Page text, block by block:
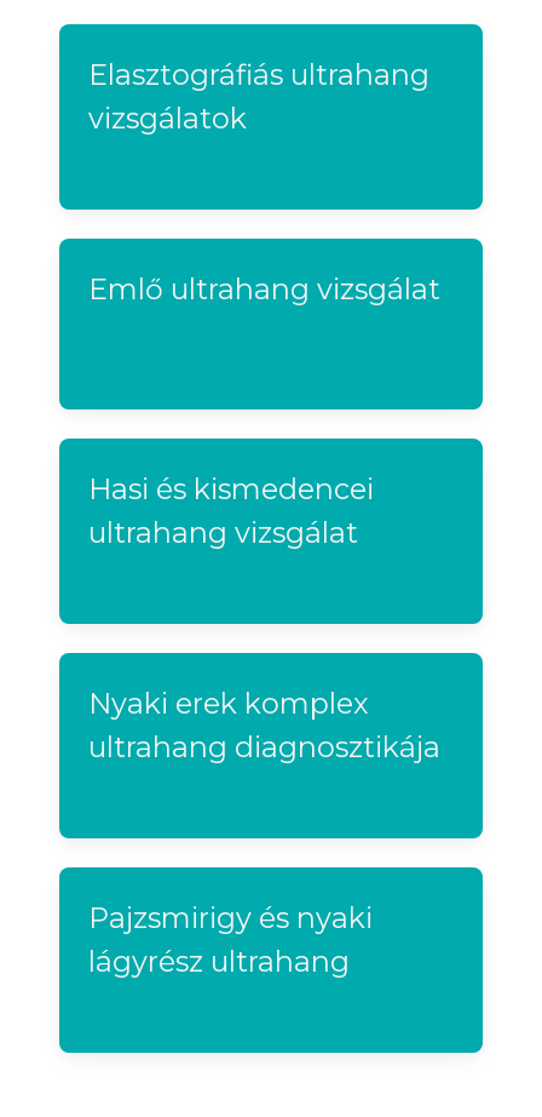
Elasztográfiás ultrahang
vizsgálatok
Emlő ultrahang vizsgálat
Hasi és kismedencei
ultrahang vizsgálat
Nyaki erek komplex
ultrahang diagnosztikája
Pajzsmirigy és nyaki
lágyrész ultrahang